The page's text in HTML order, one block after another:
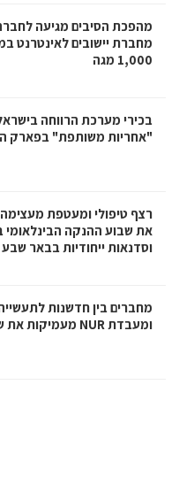
מחברת יישובים לאינטרנט
1,000 מגה
בכירי מערכת הרווחה
"אחריות משותפת" בפארק
רצף טיפולי ומעטפת
את שבוע ההנקה הבינלאומי
וסדנאות ייחודיות בבאר
מחברים בין חדשנות
ומעבדת NUR מעמיקות את שיתוף הפעולה